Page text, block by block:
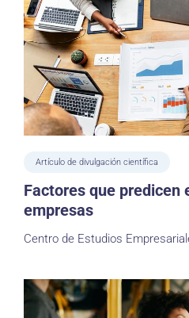
Artículo de divulgación científica
Factores que predicen
empresas
Centro de Estudios